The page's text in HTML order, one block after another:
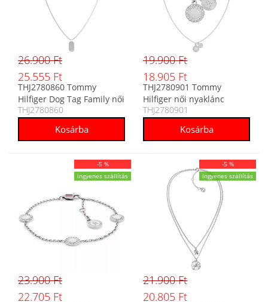
26.900 Ft
25.555 Ft
THJ2780860 Tommy
Hilfiger Dog Tag Family női
nyaklánc
THJ2780860
19.900 Ft
18.905 Ft
THJ2780901 Tommy
Hilfiger női nyaklánc
THJ2780901
-5 %
ingyenes szállítás
23.900 Ft
22.705 Ft
-5 %
ingyenes szállítás
21.900 Ft
20.805 Ft